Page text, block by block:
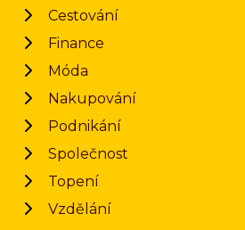
Cestování
Finance
Móda
Nakupování
Podnikání
Společnost
Topení
Vzdělání